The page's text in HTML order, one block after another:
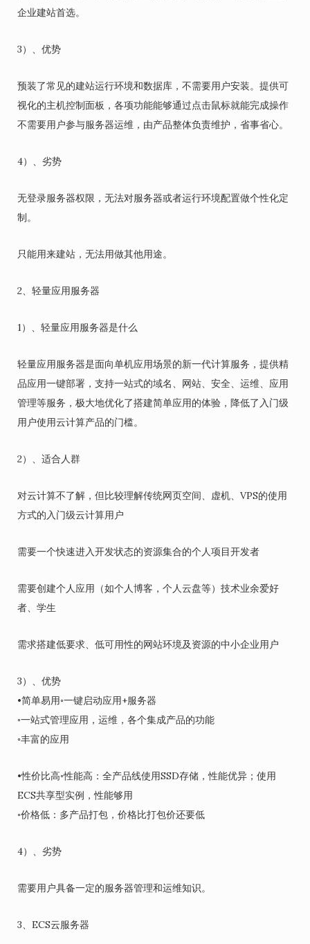
企业建站首选。
3）、优势
预装了常见的建站运行环境和数据库，不需要用户安装。提供可
视化的主机控制面板，各项功能能够通过点击鼠标就能完成操作
不需要用户参与服务器运维，由产品整体负责维护，省事省心。
4）、劣势
无登录服务器权限，无法对服务器或者运行环境配置做个性化定
制。
只能用来建站，无法用做其他用途。
2、轻量应用服务器
1）、轻量应用服务器是什么
轻量应用服务器是面向单机应用场景的新一代计算服务，提供精
品应用一键部署，支持一站式的域名、网站、安全、运维、应用
管理等服务，极大地优化了搭建简单应用的体验，降低了入门级
用户使用云计算产品的门槛。
2）、适合人群
对云计算不了解，但比较理解传统网页空间、虚机、VPS的使用
方式的入门级云计算用户
需要一个快速进入开发状态的资源集合的个人项目开发者
需要创建个人应用（如个人博客，个人云盘等）技术业余爱好
者、学生
需求搭建低要求、低可用性的网站环境及资源的中小企业用户
3）、优势
•简单易用◦一键启动应用+服务器
◦一站式管理应用，运维，各个集成产品的功能
◦丰富的应用
•性价比高◦性能高：全产品线使用SSD存储，性能优异；使用
ECS共享型实例，性能够用
◦价格低：多产品打包，价格比打包价还要低
4）、劣势
需要用户具备一定的服务器管理和运维知识。
3、ECS云服务器